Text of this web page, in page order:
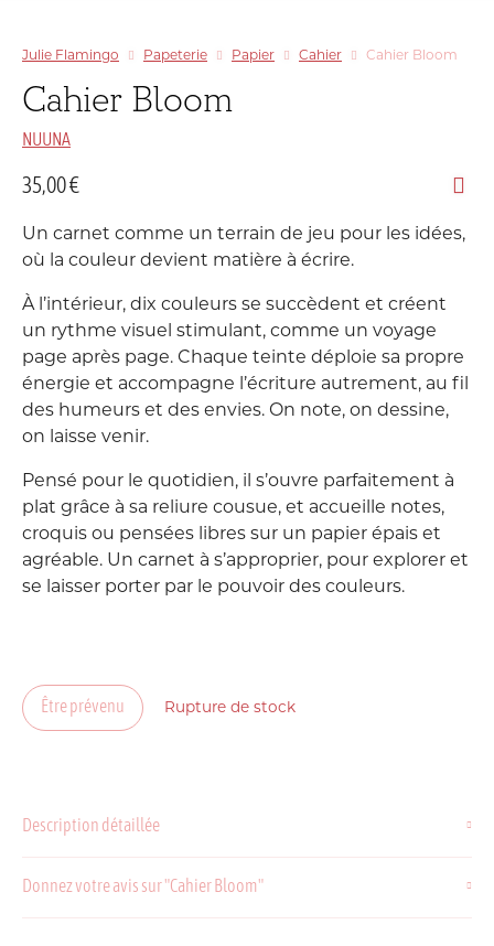
Julie Flamingo Papeterie Papier Cahier Cahier Bloom
Cahier Bloom
NUUNA
35,00€
Un carnet comme un terrain de jeu pour les idées,
où la couleur devient matière à écrire.
À l’intérieur, dix couleurs se succèdent et créent
un rythme visuel stimulant, comme un voyage
page après page. Chaque teinte déploie sa propre
énergie et accompagne l’écriture autrement, au fil
des humeurs et des envies. On note, on dessine,
on laisse venir.
Pensé pour le quotidien, il s’ouvre parfaitement à
plat grâce à sa reliure cousue, et accueille notes,
croquis ou pensées libres sur un papier épais et
agréable. Un carnet à s’approprier, pour explorer et
se laisser porter par le pouvoir des couleurs.
Être prévenu Rupture de stock
Description détaillée
Donnez votre avis sur "Cahier Bloom"